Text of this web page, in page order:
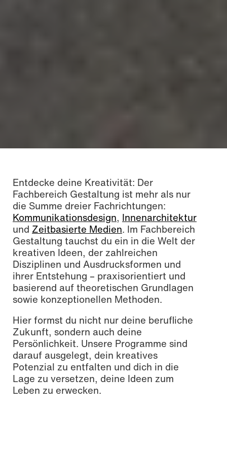
Entdecke deine Kreativität: Der
Fachbereich Gestaltung ist mehr als nur
die Summe dreier Fachrichtungen:
Kommunikationsdesign, Innenarchitektur
und Zeitbasierte Medien. Im Fachbereich
Gestaltung tauchst du ein in die Welt der
kreativen Ideen, der zahlreichen
Disziplinen und Ausdrucksformen und
ihrer Entstehung – praxisorientiert und
basierend auf theoretischen Grundlagen
sowie konzeptionellen Methoden.
Hier formst du nicht nur deine berufliche
Zukunft, sondern auch deine
Persönlichkeit. Unsere Programme sind
darauf ausgelegt, dein kreatives
Potenzial zu entfalten und dich in die
Lage zu versetzen, deine Ideen zum
Leben zu erwecken.